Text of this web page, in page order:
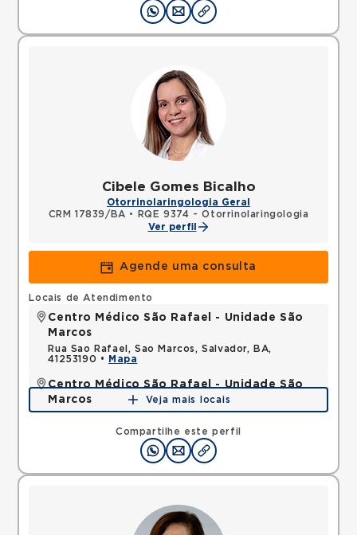
Cibele Gomes Bicalho
Otorrinolaringologia Geral
CRM 17839/BA •
RQE 9374 - Otorrinolaringologia
Ver perfil
Agende uma consulta
Compartilhe este perfil
Locais de Atendimento
Centro Médico São Rafael - Unidade São
Marcos
Rua Sao Rafael, Sao Marcos, Salvador, BA,
41253190 •
Mapa
Centro Médico São Rafael - Unidade São
Marcos
Rua Sao Rafael, Sao Marcos, Salvador, BA,
Mapa
Veja mais locais